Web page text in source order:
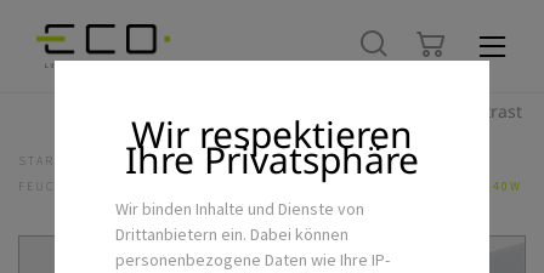
Hoher Kontrast
STARTSEITE
LED-FEUCHTRAUM & AUSSENLEUCHTEN
FEUCHTRAUMBALKEN
LED-FEUCHTRAUMLEUCHTE INDU 1200MM 40W
Wir respektieren
Ihre Privatsphäre
Wir binden Inhalte und Dienste von
Drittanbietern ein. Dabei können
personenbezogene Daten wie Ihre IP-